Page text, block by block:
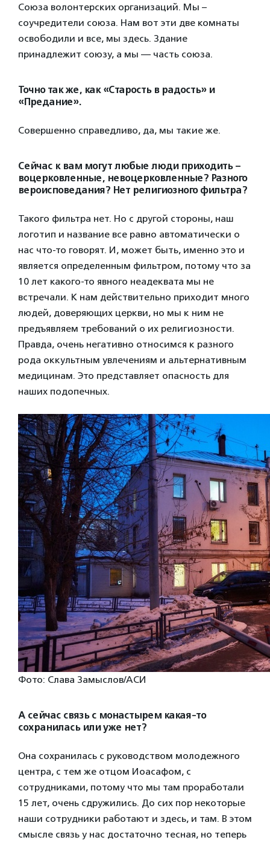
Союза волонтерских организаций. Мы –
соучредители союза. Нам вот эти две комнаты
освободили и все, мы здесь. Здание
принадлежит союзу, а мы — часть союза.
Точно так же, как «Старость в радость» и
«Предание».
Совершенно справедливо, да, мы такие же.
Сейчас к вам могут любые люди приходить –
воцерковленные, невоцерковленные? Разного
вероисповедания? Нет религиозного фильтра?
Такого фильтра нет. Но с другой стороны, наш
логотип и название все равно автоматически о
нас что-то говорят. И, может быть, именно это и
является определенным фильтром, потому что за
10 лет какого-то явного неадеквата мы не
встречали. К нам действительно приходит много
людей, доверяющих церкви, но мы к ним не
предъявляем требований о их религиозности.
Правда, очень негативно относимся к разного
рода оккультным увлечениям и альтернативным
медицинам. Это представляет опасность для
наших подопечных.
Фото: Слава Замыслов/АСИ
А сейчас связь с монастырем какая-то
сохранилась или уже нет?
Она сохранилась с руководством молодежного
центра, с тем же отцом Иоасафом, с
сотрудниками, потому что мы там проработали
15 лет, очень сдружились. До сих пор некоторые
наши сотрудники работают и здесь, и там. В этом
смысле связь у нас достаточно тесная, но теперь